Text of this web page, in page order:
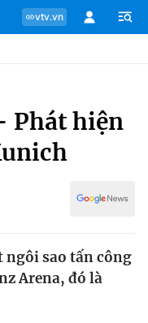
vtv.vn
Phát hiện
ngôi sao tấn công
Arena, đó là